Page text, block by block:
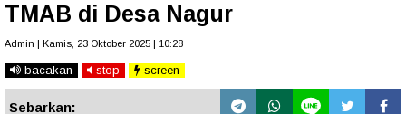
TMAB di Desa Nagur
Admin | Kamis, 23 Oktober 2025 | 10:28
bacakan stop screen
Sebarkan: